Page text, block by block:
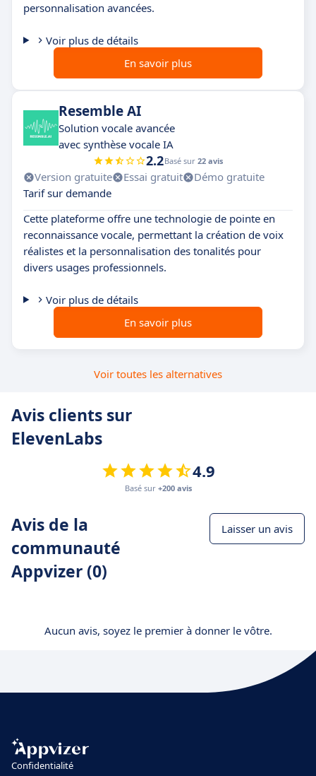
personnalisation avancées.
Voir plus de détails
En savoir plus
Resemble AI
Solution vocale avancée
avec synthèse vocale IA
2.2Basé sur 22 avis
Version gratuite Essai gratuit
Démo gratuite
Tarif sur demande
Cette plateforme offre une technologie de pointe en
reconnaissance vocale, permettant la création de voix
réalistes et la personnalisation des tonalités pour
divers usages professionnels.
Voir plus de détails
En savoir plus
Voir toutes les alternatives
Avis clients sur
ElevenLabs
4.9
Basé sur +200 avis
Avis de la
communauté
Appvizer (0)
Laisser un avis
Aucun avis, soyez le premier à donner le vôtre.
Confidentialité